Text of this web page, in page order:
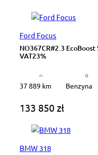
Ford Focus
NO367CR#2.3 EcoBoost
VAT23%
37 889 km Benzyna
133 850 zł
BMW 318